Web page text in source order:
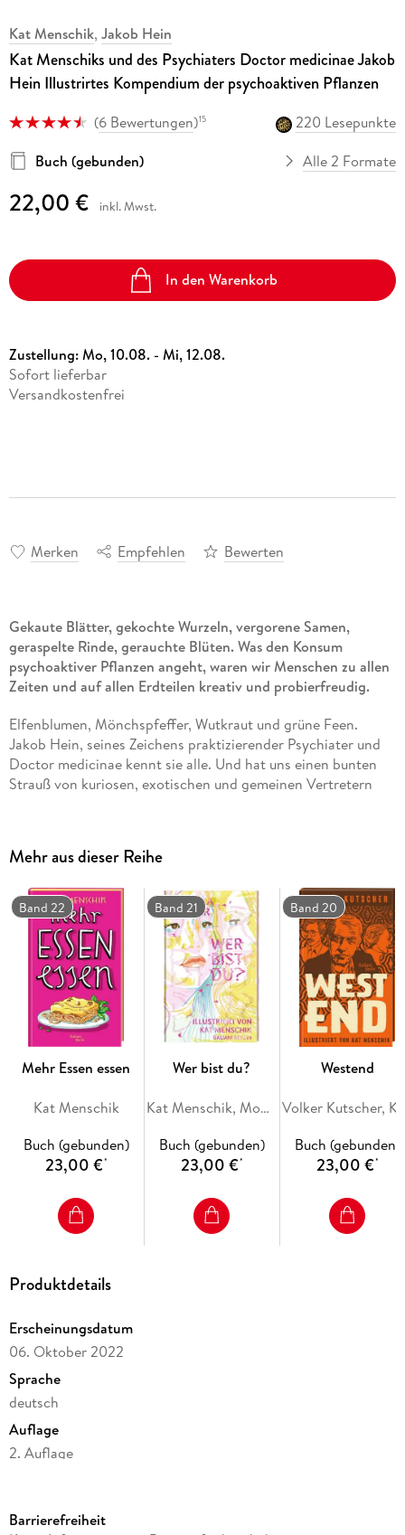
Kat Menschik, Jakob Hein
Kat Menschiks und des Psychiaters Doctor medicinae Jakob
Hein Illustrirtes Kompendium der psychoaktiven Pflanzen
(6 Bewertungen)15
220 Lesepunkte
Buch (gebunden)
Alle 2 Formate
22,00 € inkl. Mwst.
In den Warenkorb
Zustellung:Mo, 10.08. - Mi, 12.08.
Sofort lieferbar
Versandkostenfrei
Merken Empfehlen Bewerten
Gekaute Blätter, gekochte Wurzeln, vergorene Samen,
geraspelte Rinde, gerauchte Blüten. Was den Konsum
psychoaktiver Pflanzen angeht, waren wir Menschen zu allen
Zeiten und auf allen Erdteilen kreativ und probierfreudig.
Elfenblumen, Mönchspfeffer, Wutkraut und grüne Feen.
Jakob Hein, seines Zeichens praktizierender Psychiater und
Doctor medicinae kennt sie alle. Und hat uns einen bunten
Strauß von kuriosen, exotischen und gemeinen Vertretern
abgeraten, selbst wenn ganze Kulturen um sie entstanden
Mesopotamien finden sich Hinweise auf die Kunst des
Bierbrauens. Bei den Maya hingegen war Kakao so beliebt,
dass er als »Götterspeise« galt und nicht nur ein jährliches
Festival, sondern sogar einen eigenen Schutzpatron hatte.
Im Buch treffen wir auf verschiedenste Pflanzen und
Substanzen, die wir aus dem heimischen Gewürzregal oder
dem Blumenladen kennen. So kann der Paprika-Konsum zum
»Pepper high« führen, Muskatnuss eine angenehm
einschläfernde Wirkung mit lebhaften Träumen entfalten und
Salbei, das schon im Altertum als Allheilmittel galt,
Halluzinationen auslösen.
Mehr aus dieser Reihe
Band 22
Mehr Essen essen
Kat Menschik
Buch (gebunden)
23,00 €*
Band 21
Wer bist du?
Kat Menschik, Monika Helfer
Buch (gebunden)
23,00 €*
Band 20
Westend
Buch (gebunden)
23,00 €*
Produktdetails
Erscheinungsdatum
06. Oktober 2022
Sprache
deutsch
Auflage
2. Auflage
Reihe
Barrierefreiheit